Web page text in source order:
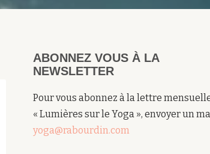
ABONNEZ VOUS À LA
NEWSLETTER
Pour vous abonnez à la lettre
« Lumières sur le Yoga », envoyer un
yoga@rabourdin.com